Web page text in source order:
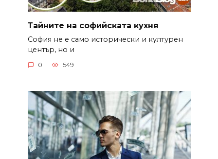
Тайните на софийската кухня
София не е само исторически и културен
център, но и
0 549